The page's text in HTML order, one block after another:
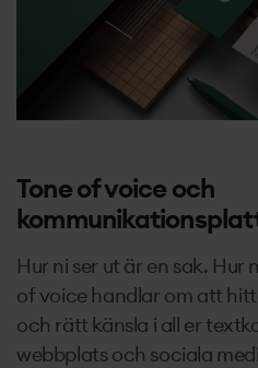
Tone of voice och
Hur ni ser ut är en sak. Hur
of voice handlar om att
och rätt känsla i all er
webbplats och sociala